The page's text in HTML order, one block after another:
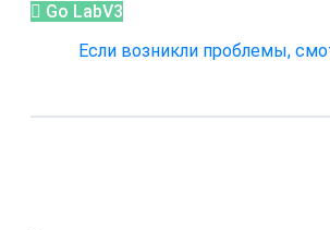
Go LabV3
Если возникли проблемы,